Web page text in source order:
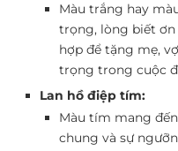
Màu trắng hay
trọng, lòng biết ơn
hợp để tặng mẹ,
trọng trong cuộc
Lan hồ điệp tím:
Màu tím mang
chung và sự